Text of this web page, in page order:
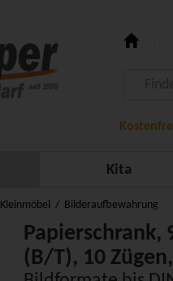
Kita
Kleinmöbel Bilderaufbewahrung
Papierschrank,
(B/T), 10